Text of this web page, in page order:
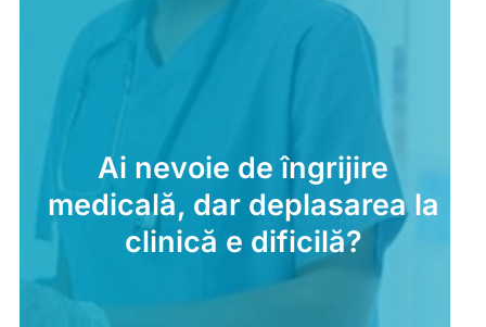
Ai nevoie de îngrijire
medicală, dar deplasarea la
clinică e dificilă?